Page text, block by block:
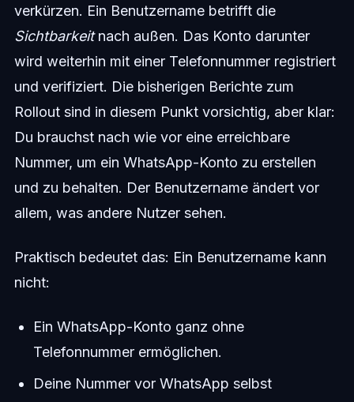
verkürzen. Ein Benutzername betrifft die
Sichtbarkeitnach außen. Das Konto darunter
wird weiterhin mit einer Telefonnummer registriert
und verifiziert. Die bisherigen Berichte zum
Rollout sind in diesem Punkt vorsichtig, aber klar:
Du brauchst nach wie vor eine erreichbare
Nummer, um ein WhatsApp-Konto zu erstellen
und zu behalten. Der Benutzername ändert vor
allem, was andere Nutzer sehen.
Praktisch bedeutet das: Ein Benutzername kann
nicht:
Ein WhatsApp-Konto ganz ohne
Telefonnummer ermöglichen.
Deine Nummer vor WhatsApp selbst